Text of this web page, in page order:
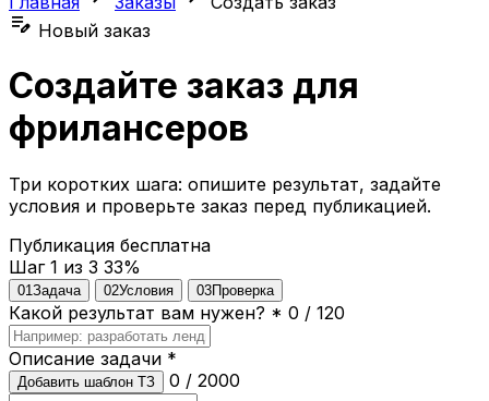
edit_note Новый заказ
Создайте заказ для
фрилансеров
Три коротких шага: опишите результат, задайте
условия и проверьте заказ перед публикацией.
Публикация бесплатна
Шаг 1 из 3 33%
01 Задача 02Условия 03Проверка
Какой результат вам нужен? * 0 / 120
Описание задачи *
Добавить шаблон ТЗ 0 / 2000